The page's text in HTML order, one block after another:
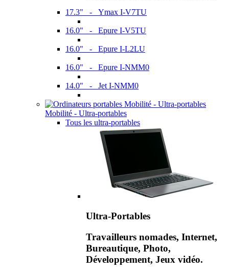
17.3" - Ymax I-V7TU
16.0" - Epure I-V5TU
16.0" - Epure I-L2LU
16.0" - Epure I-NMM0
14.0" - Jet I-NMM0
Mobilité - Ultra-portables
Tous les ultra-portables
Ultra-Portables
Travailleurs nomades, Internet,
Bureautique, Photo,
Développement, Jeux vidéo.